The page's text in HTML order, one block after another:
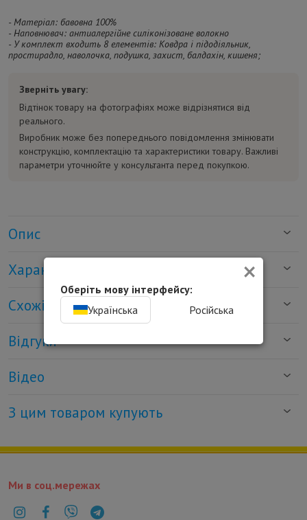
- Матеріал: бавовна 100%
- Наповнювач: антиалергійне силіконізоване волокно
- У комплект входить 8 елементів: Ковдра і підодіяльник,
простирадло, наволочка, подушка, захист, балдахін, кишеня;
Зверніть увагу:
Відтінок товару на фотографіях може відрізнятися від
реального.
Виробник може без попереднього повідомлення змінювати
конструкцію, комплектацію та характеристики товару. Важливі
параметри уточнюйте у консультанта перед покупкою.
Опис
Характеристики
Схожі товари
Відгуки
Відео
З цим товаром купують
Ми в соц.мережах
×
Оберіть мову інтерфейсу:
Українська
Російська